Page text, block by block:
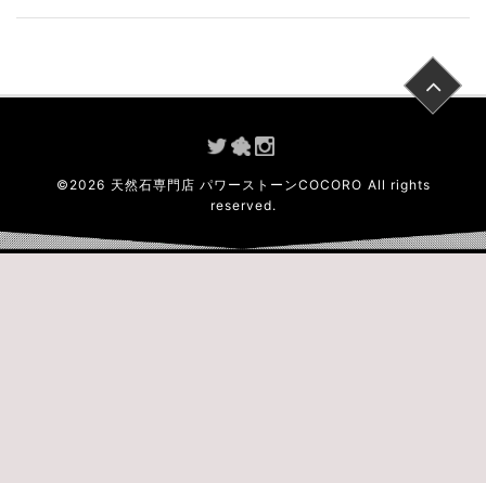
© 2026 天然石専門店 パワーストーンCOCORO All rights
reserved.